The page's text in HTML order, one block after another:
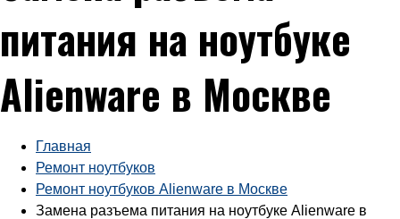
питания на ноутбуке
Alienware в Москве
Главная
Ремонт ноутбуков
Ремонт ноутбуков Alienware в Москве
Замена разъема питания на ноутбуке Alienware в